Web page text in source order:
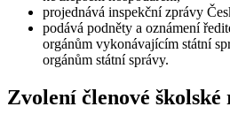
projednává inspekční zprávy
podává podněty a oznámení
orgánům vykonávajícím státní
orgánům státní správy.
Zvolení členové školské